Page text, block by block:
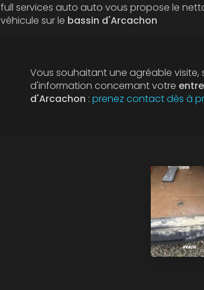
full services auto auto vous propose le
véhicule sur le bassin d'Arcachon
Vous souhaitant une agréable
d'information concernant votre
d'Arcachon : prenez contact dès à